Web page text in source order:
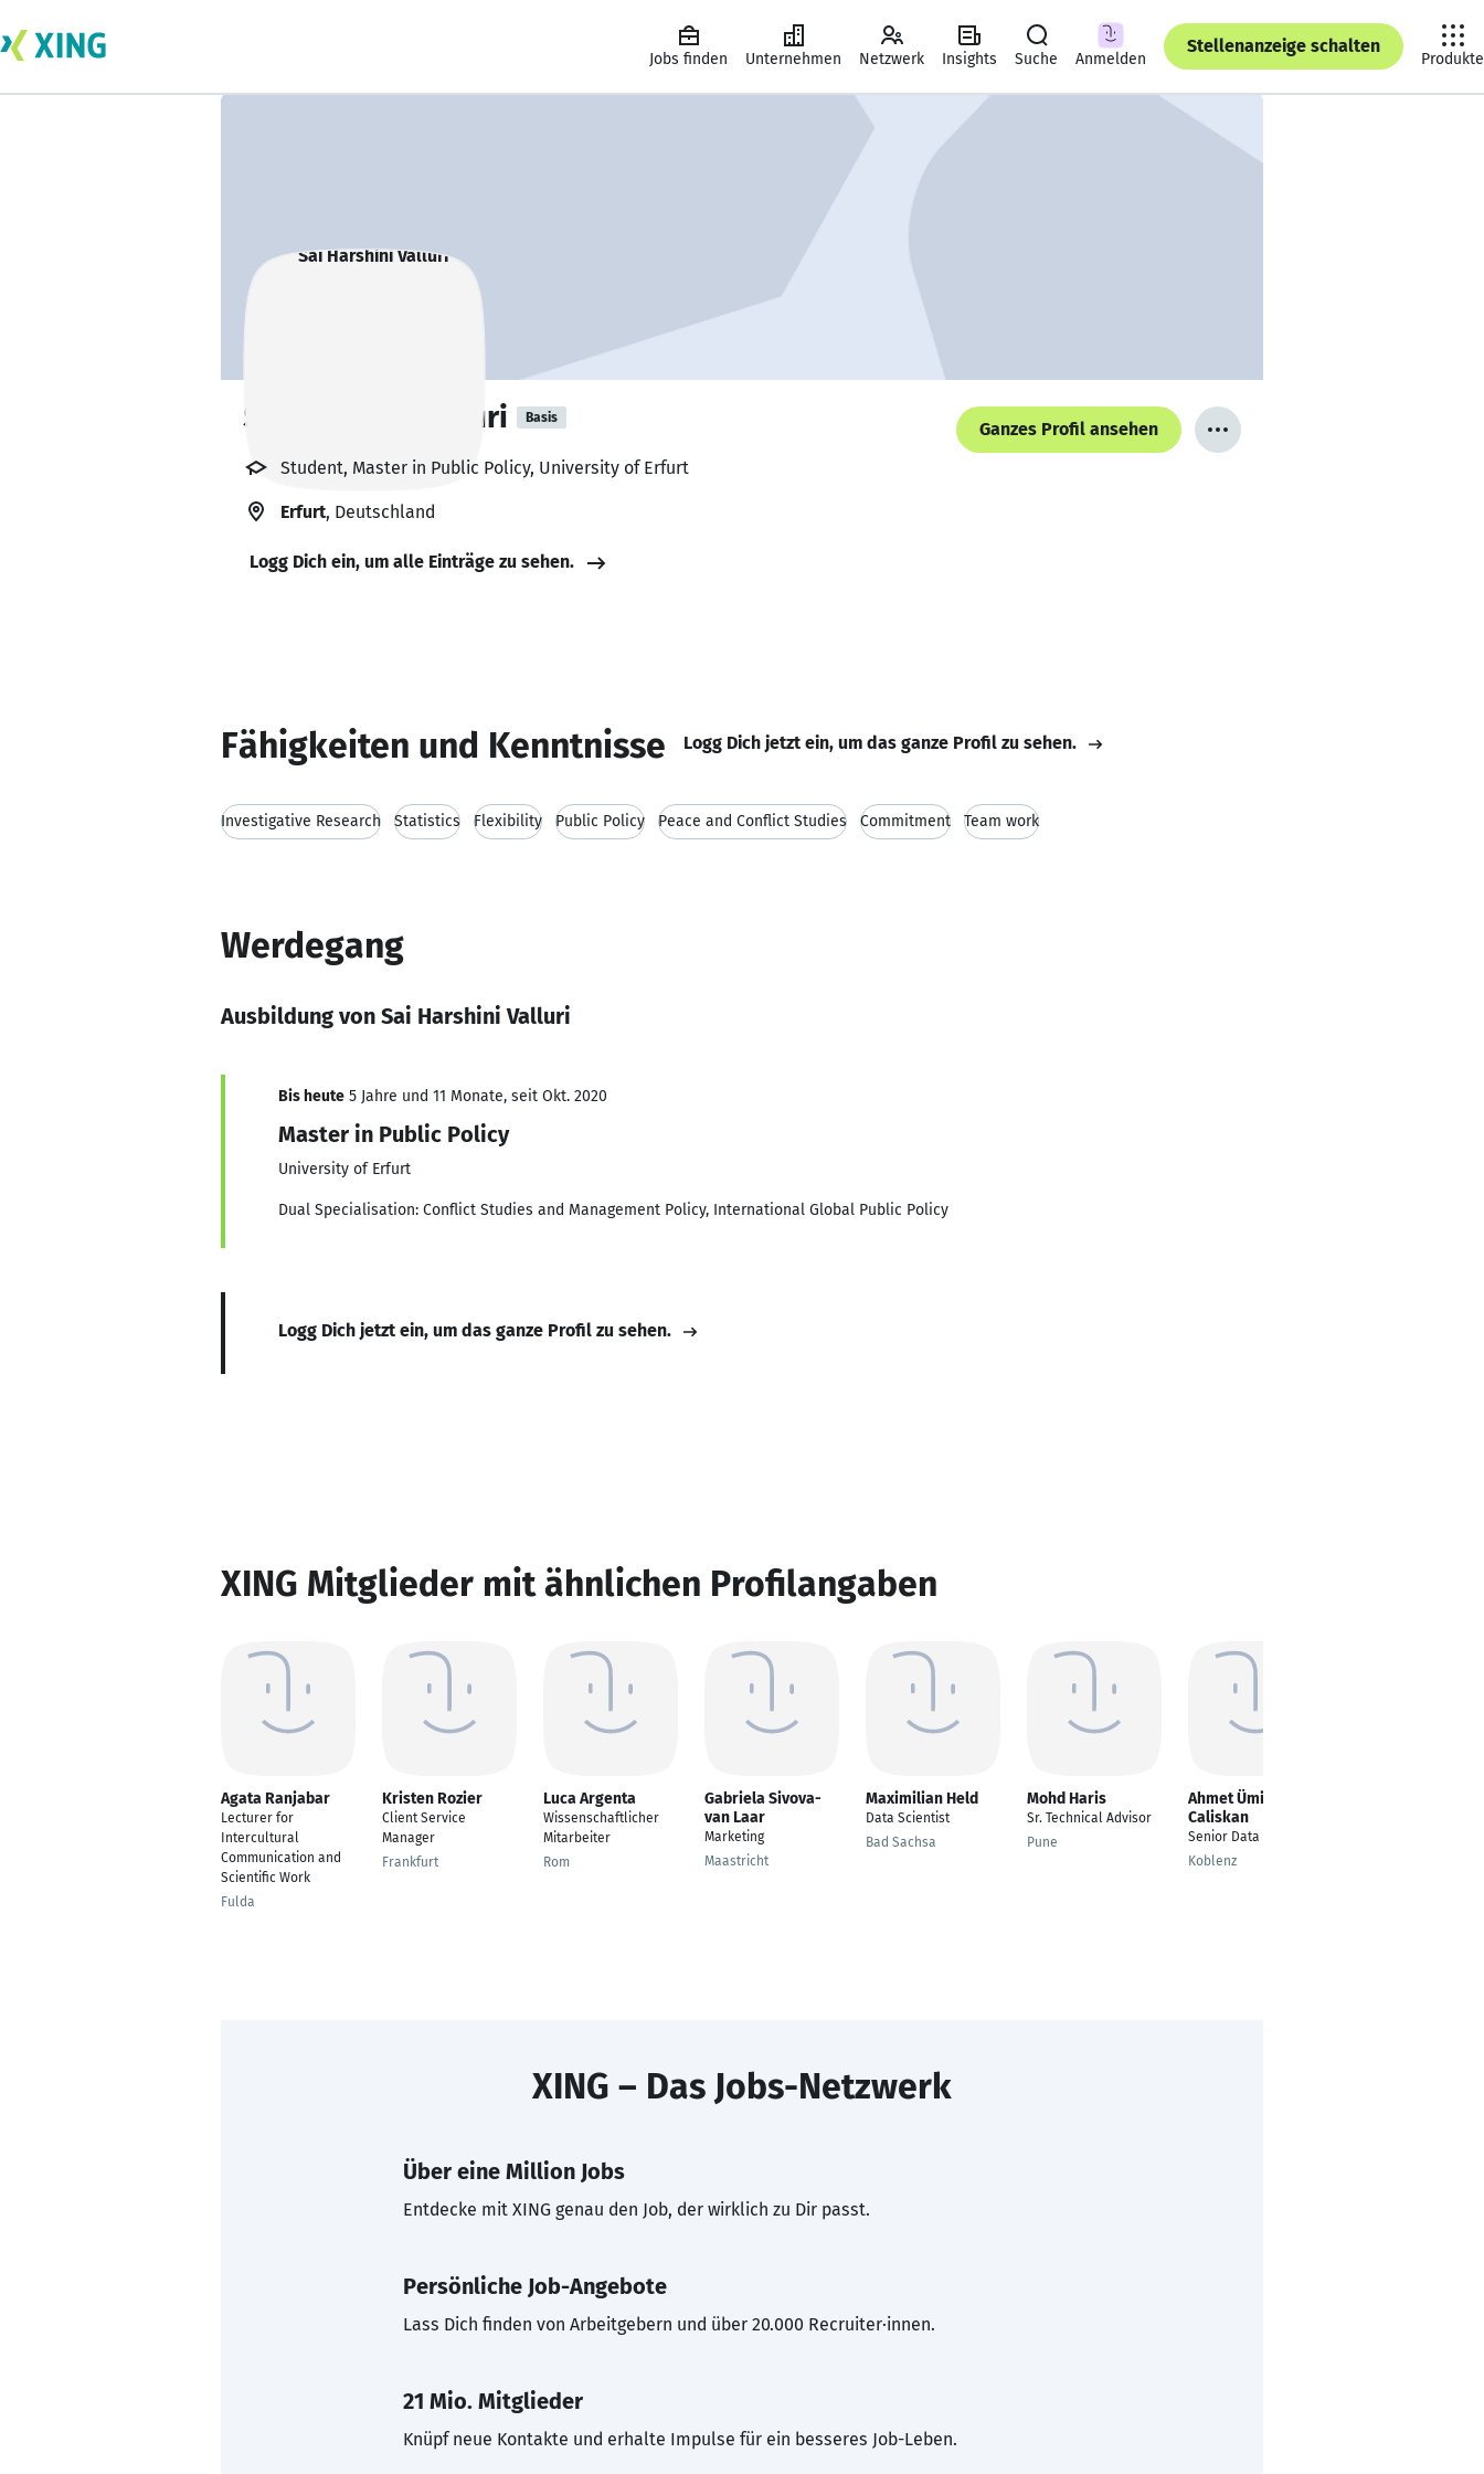
Jobs finden Unternehmen Netzwerk Insights Suche Anmelden
Stellenanzeige schalten
Produkte
Sai Harshini Valluri Basis
Ganzes Profil ansehen
Student, Master in Public Policy, University of Erfurt
Erfurt, Deutschland
Logg Dich ein, um alle Einträge zu sehen.
Fähigkeiten und Kenntnisse Logg Dich jetzt ein, um das ganze Profil zu sehen.
Investigative Research Statistics Flexibility Public Policy Peace and Conflict Studies Commitment Team work
Werdegang
Ausbildung von Sai Harshini Valluri
Bis heute 5 Jahre und 11 Monate, seit Okt. 2020
Master in Public Policy
University of Erfurt
Dual Specialisation: Conflict Studies and Management Policy, International Global Public Policy
Logg Dich jetzt ein, um das ganze Profil zu sehen.
XING Mitglieder mit ähnlichen Profilangaben
Agata Ranjabar
Lecturer for
Intercultural
Communication and
Scientific Work
Fulda
Kristen Rozier
Client Service
Manager
Frankfurt
Luca Argenta
Wissenschaftlicher
Mitarbeiter
Rom
Gabriela Sivova-
van Laar
Marketing
Maastricht
Maximilian Held
Data Scientist
Bad Sachsa
Mohd Haris
Sr. Technical Advisor
Pune
Ahmet Ümit
Caliskan
Senior Data Scientist
Koblenz
XING – Das Jobs-Netzwerk
Über eine Million Jobs
Entdecke mit XING genau den Job, der wirklich zu Dir passt.
Persönliche Job-Angebote
Lass Dich finden von Arbeitgebern und über 20.000 Recruiter·innen.
21 Mio. Mitglieder
Knüpf neue Kontakte und erhalte Impulse für ein besseres Job-Leben.